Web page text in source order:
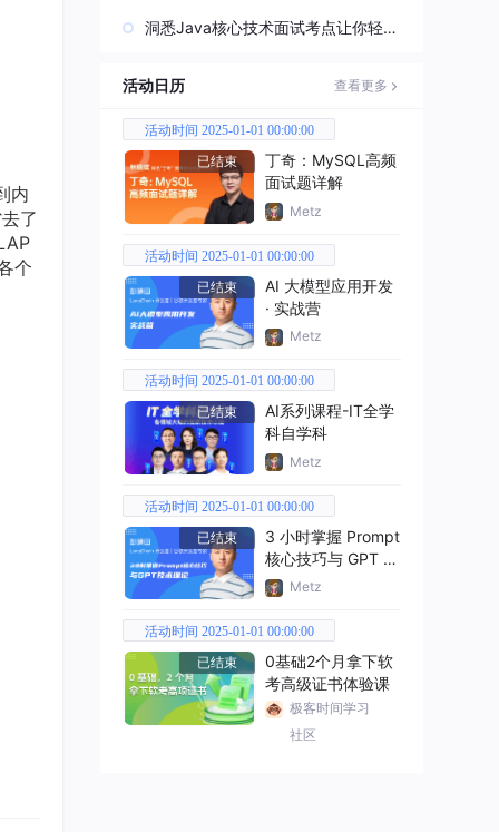
内
了
个
播视频平台
洞悉Java核心技术面试考点让你轻松
活动日历
查看更多
活动时间 2025-01-01 00:00:00
已结束
丁奇：MySQL高频
面试题详解
Metz
活动时间 2025-01-01 00:00:00
已结束
AI 大模型应用开发
· 实战营
Metz
活动时间 2025-01-01 00:00:00
已结束
AI系列课程-IT全学
科自学科
Metz
活动时间 2025-01-01 00:00:00
已结束
3 小时掌握 Prompt
核心技巧与 GPT 技
术理论
Metz
活动时间 2025-01-01 00:00:00
已结束
0基础2个月拿下软
考高级证书体验课
极客时间学习
社区